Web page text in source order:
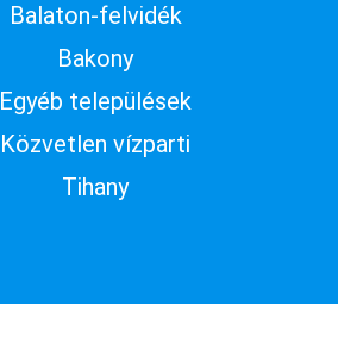
Balaton-felvidék
Bakony
Egyéb települések
Közvetlen vízparti
Tihany